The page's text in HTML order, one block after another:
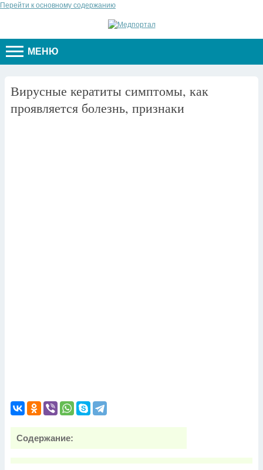
Перейти к основному содержанию
МЕНЮ
Вирусные кератиты симптомы, как
проявляется болезнь, признаки
Содержание: